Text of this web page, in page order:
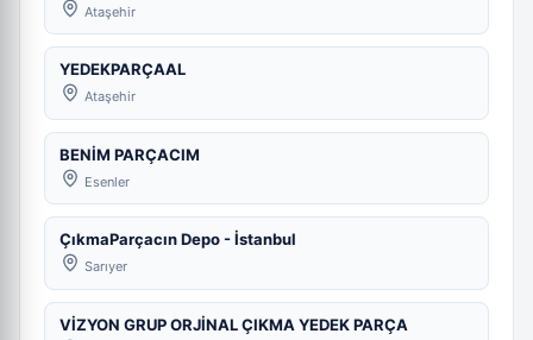
Ataşehir
YEDEKPARÇAAL
Ataşehir
BENİM PARÇACIM
Esenler
ÇıkmaParçacın Depo - İstanbul
Sarıyer
VİZYON GRUP ORJİNAL ÇIKMA YEDEK PARÇA